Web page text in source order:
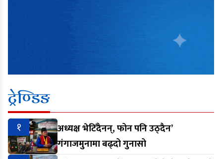
ट्रेण्डिङ
१
अध्यक्ष भेटिँदैनन्, फोन पनि उठ्दैन’
गंगाजमुनामा बढ्दो गुनासो